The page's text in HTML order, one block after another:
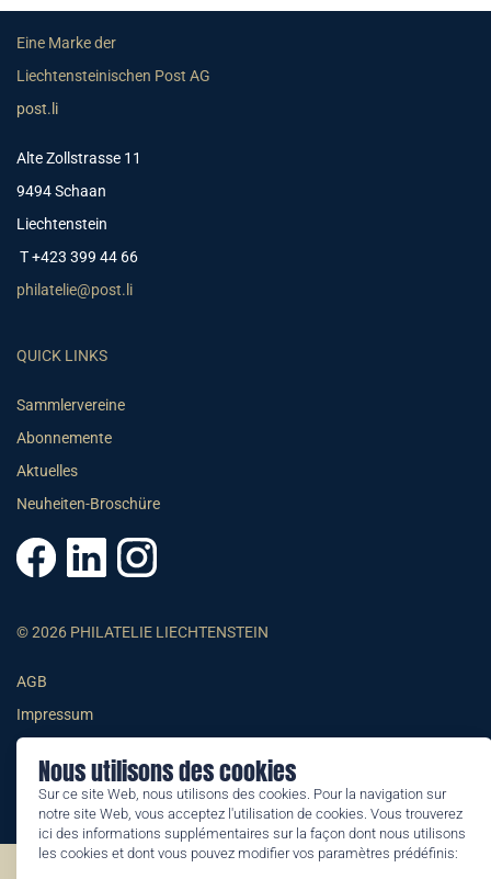
Nous utilisons des cookies
Sur ce site Web, nous utilisons des cookies. Pour la navigation sur
notre site Web, vous acceptez l'utilisation de cookies. Vous trouverez
ici des informations supplémentaires sur la façon dont nous utilisons
les cookies et dont vous pouvez modifier vos paramètres prédéfinis:
Eine Marke der
Liechtensteinischen Post AG
post.li
Alte Zollstrasse 11
9494 Schaan
Liechtenstein
T +423 399 44 66
philatelie@post.li
QUICK LINKS
Sammlervereine
Abonnemente
Aktuelles
Neuheiten-Broschüre
© 2026 PHILATELIE LIECHTENSTEIN
AGB
Impressum
Datenschutzerklärung